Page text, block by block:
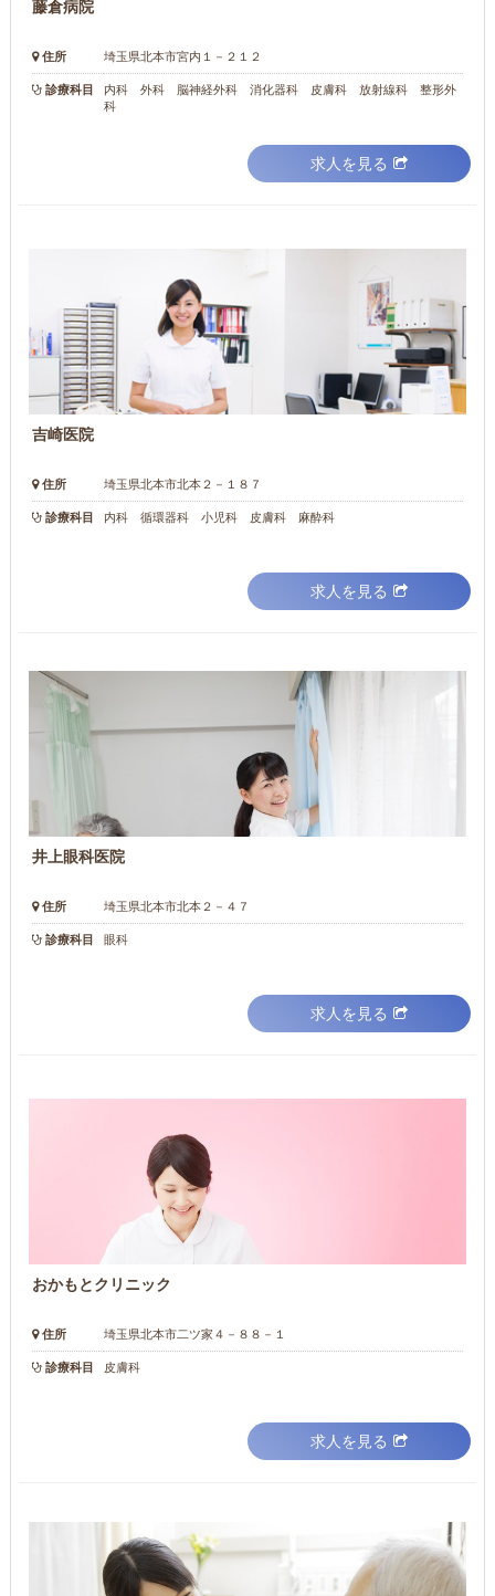
藤倉病院
住所 埼玉県北本市宮内１－２１２
診療科目
内科 外科 脳神経外科 消化器科 皮膚科 放射線科 整形外
科
求人を見る
吉崎医院
住所 埼玉県北本市北本２－１８７
診療科目 内科 循環器科 小児科 皮膚科 麻酔科
求人を見る
井上眼科医院
住所 埼玉県北本市北本２－４７
診療科目 眼科
求人を見る
おかもとクリニック
住所 埼玉県北本市二ツ家４－８８－１
診療科目 皮膚科
求人を見る